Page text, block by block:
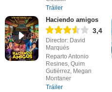
Tráiler
Haciendo amigos
3,4
Director: David
Marqués
Reparto Antonio
Resines, Quim
Gutiérrez, Megan
Montaner
Tráiler